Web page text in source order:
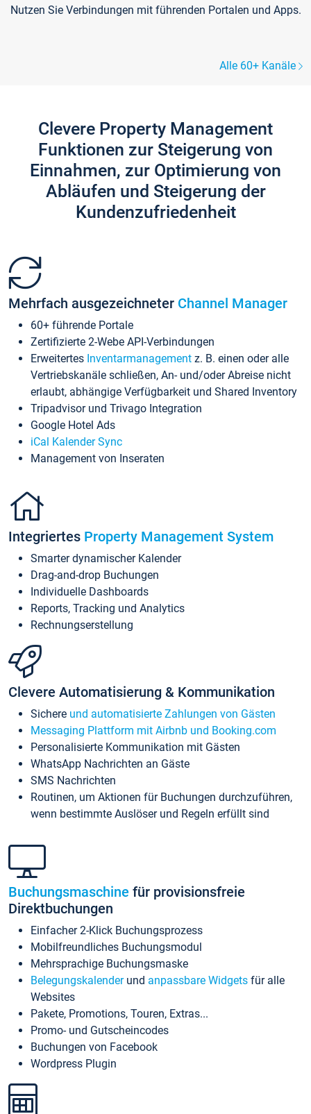
Nutzen Sie Verbindungen mit führenden Portalen und Apps.
Alle 60+ Kanäle
Clevere Property Management
Funktionen zur Steigerung von
Einnahmen, zur Optimierung von
Abläufen und Steigerung der
Kundenzufriedenheit
Mehrfach ausgezeichneter Channel Manager
60+ führende Portale
Zertifizierte 2-Webe API-Verbindungen
Erweitertes Inventarmanagement z. B. einen oder alle
Vertriebskanäle schließen, An- und/oder Abreise nicht
erlaubt, abhängige Verfügbarkeit und Shared Inventory
Tripadvisor und Trivago Integration
Google Hotel Ads
iCal Kalender Sync
Management von Inseraten
Integriertes Property Management System
Smarter dynamischer Kalender
Drag-and-drop Buchungen
Individuelle Dashboards
Reports, Tracking und Analytics
Rechnungserstellung
Clevere Automatisierung & Kommunikation
Sichere und automatisierte Zahlungen von Gästen
Messaging Plattform mit Airbnb und Booking.com
Personalisierte Kommunikation mit Gästen
WhatsApp Nachrichten an Gäste
SMS Nachrichten
Routinen, um Aktionen für Buchungen durchzuführen,
wenn bestimmte Auslöser und Regeln erfüllt sind
Buchungsmaschine für provisionsfreie
Direktbuchungen
Einfacher 2-Klick Buchungsprozess
Mobilfreundliches Buchungsmodul
Mehrsprachige Buchungsmaske
Belegungskalenderund anpassbare Widgets für alle
Websites
Pakete, Promotions, Touren, Extras...
Promo- und Gutscheincodes
Buchungen von Facebook
Wordpress Plugin